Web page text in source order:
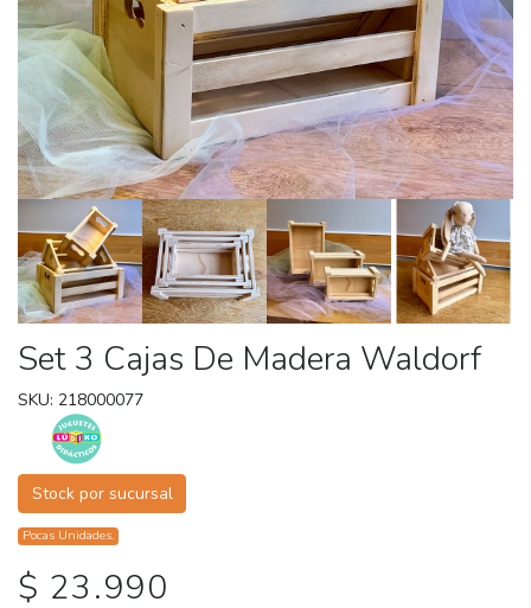
Set 3 Cajas De Madera Waldorf
SKU: 218000077
Stock por sucursal
Pocas Unidades.
$ 23.990